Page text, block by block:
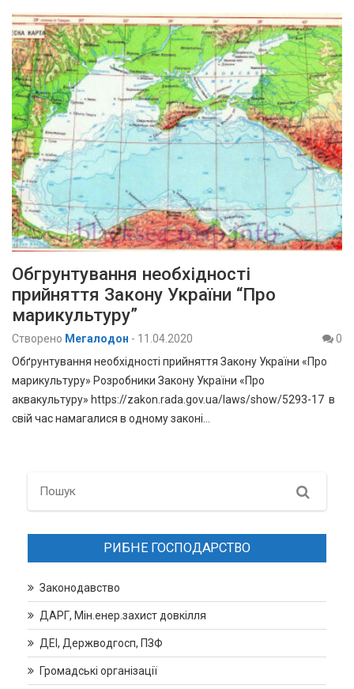
Обгрунтування необхідності
прийняття Закону України “Про
марикультуру”
Створено Мегалодон - 11.04.2020
0
Обґрунтування необхідності прийняття Закону України «Про
марикультуру» Розробники Закону України «Про
аквакультуру» https://zakon.rada.gov.ua/laws/show/5293-17 в
свій час намагалися в одному законі…
Search
РИБНЕ ГОСПОДАРСТВО
Законодавство
ДАРГ, Мін.енер.захист довкілля
ДЕІ, Держводгосп, ПЗФ
Громадські організації